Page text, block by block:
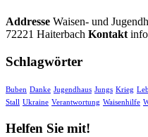
Addresse Waisen- und
72221 Haiterbach Kontakt
Schlagwörter
Buben Danke Jugendhaus Jungs Krieg
Stall Ukraine Verantwortung Waisenhilfe
Helfen Sie mit!